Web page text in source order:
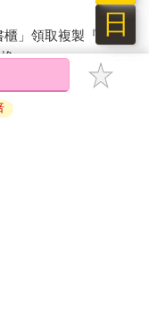
」領取複製『兌換
。
書僅能以金石堂專屬
日